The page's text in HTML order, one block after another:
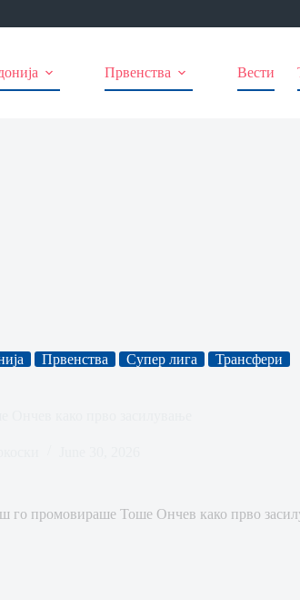
Првенства Вести
Првенства Супер лига Трансфери
го промовираше Тоше Ончев како прво